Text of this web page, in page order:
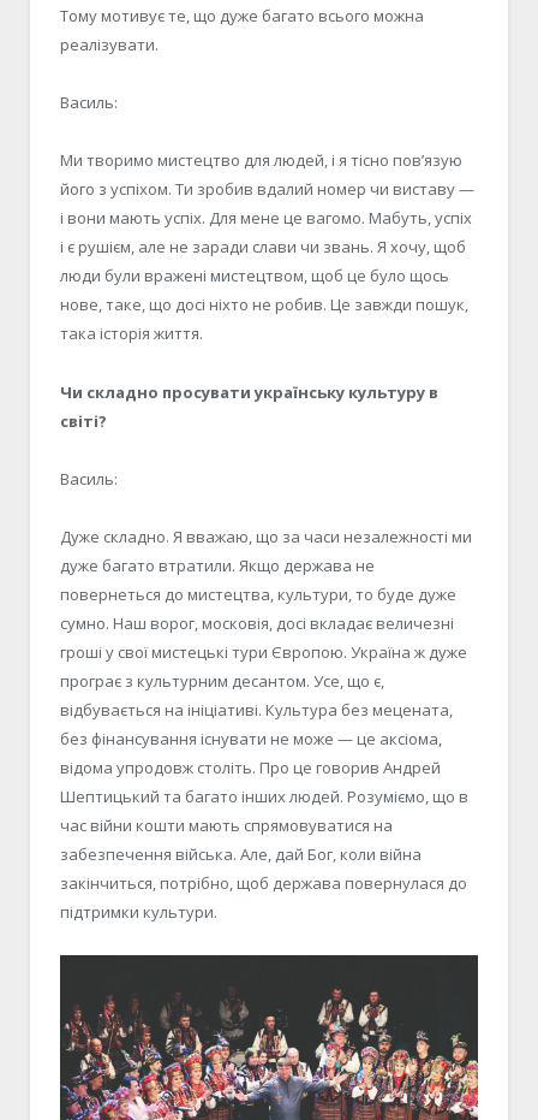
Тому мотивує те, що дуже багато всього можна
реалізувати.
Василь:
Ми творимо мистецтво для людей, і я тісно пов’язую
його з успіхом. Ти зробив вдалий номер чи виставу —
і вони мають успіх. Для мене це вагомо. Мабуть, успіх
і є рушієм, але не заради слави чи звань. Я хочу, щоб
люди були вражені мистецтвом, щоб це було щось
нове, таке, що досі ніхто не робив. Це завжди пошук,
така історія життя.
Чи складно просувати українську культуру в
світі?
Василь:
Дуже складно. Я вважаю, що за часи незалежності ми
дуже багато втратили. Якщо держава не
повернеться до мистецтва, культури, то буде дуже
сумно. Наш ворог, московія, досі вкладає величезні
гроші у свої мистецькі тури Європою. Україна ж дуже
програє з культурним десантом. Усе, що є,
відбувається на ініціативі. Культура без мецената,
без фінансування існувати не може — це аксіома,
відома упродовж століть. Про це говорив Андрей
Шептицький та багато інших людей. Розуміємо, що в
час війни кошти мають спрямовуватися на
забезпечення війська. Але, дай Бог, коли війна
закінчиться, потрібно, щоб держава повернулася до
підтримки культури.